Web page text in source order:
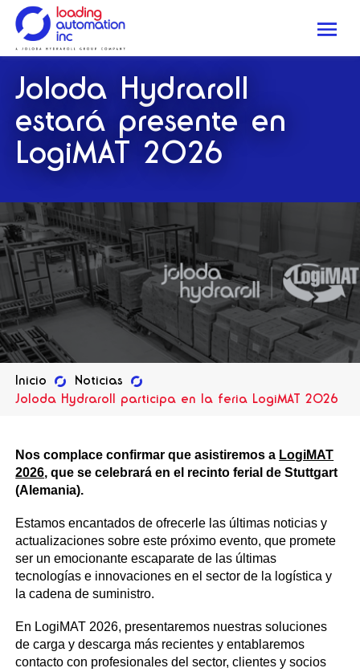
Loading
Automation
Inc
Joloda Hydraroll
estará presente en
LogiMAT 2026
Inicio
Noticias
Joloda Hydraroll participa en la feria LogiMAT 2026
Nos complace confirmar que asistiremos a LogiMAT
2026, que se celebrará en el recinto ferial de Stuttgart
(Alemania).
Estamos encantados de ofrecerle las últimas noticias y
actualizaciones sobre este próximo evento, que promete
ser un emocionante escaparate de las últimas
tecnologías e innovaciones en el sector de la logística y
la cadena de suministro.
En LogiMAT 2026, presentaremos nuestras soluciones
de carga y descarga más recientes y entablaremos
contacto con profesionales del sector, clientes y socios